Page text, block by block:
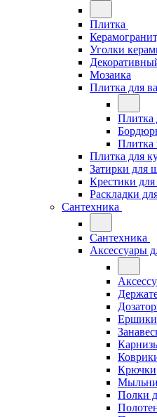
Плитка
Уголки
Мозаика
Плитка для
Плитка
Плитка
Плитка для
Затирки для
Крестики
Раскладки
Сантехника
Сантехника
Аксессуары
Ершики
Крючки
Полки